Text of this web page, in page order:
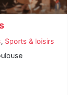
, Sports & loisirs